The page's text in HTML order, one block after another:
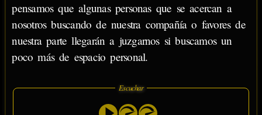
pensamos que algunas personas que se acercan a
nosotros buscando de nuestra compañía o favores de
nuestra parte llegarán a juzgarnos si buscamos un
poco más de espacio personal.
Escuchar